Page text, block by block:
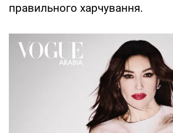
правильного харчування.